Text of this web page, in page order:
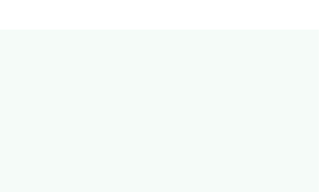
売)【電子書籍】